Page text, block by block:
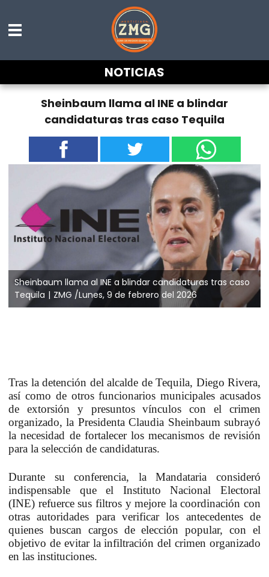
NOTICIAS
Sheinbaum llama al INE a blindar
candidaturas tras caso Tequila
Sheinbaum llama al INE a blindar candidaturas tras caso
Tequila
ZMG /Lunes, 9 de febrero del 2026
Tras la detención del alcalde de Tequila, Diego Rivera,
así como de otros funcionarios municipales acusados
de extorsión y presuntos vínculos con el crimen
organizado, la Presidenta Claudia Sheinbaum subrayó
la necesidad de fortalecer los mecanismos de revisión
para la selección de candidaturas.
Durante su conferencia, la Mandataria consideró
indispensable que el Instituto Nacional Electoral
(INE) refuerce sus filtros y mejore la coordinación con
otras autoridades para verificar los antecedentes de
quienes buscan cargos de elección popular, con el
objetivo de evitar la infiltración del crimen organizado
en las instituciones.